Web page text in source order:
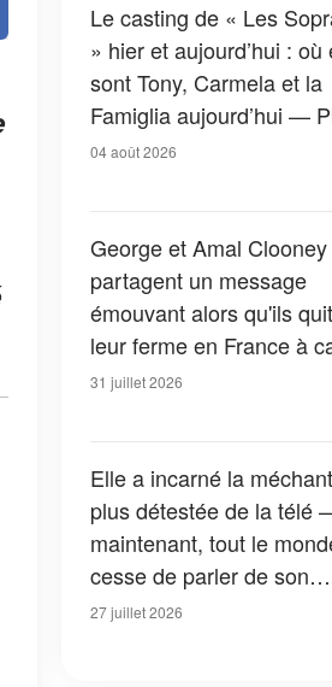
Le casting de « Les
» hier et aujourd’hui : où
sont Tony, Carmela et la
Famiglia aujourd’hui —
04 août 2026
George et Amal Clooney
partagent un message
émouvant alors qu'ils
leur ferme en France à
des feux de forêt — Tous
31 juillet 2026
Elle a incarné la
plus détestée de la télé
maintenant, tout le
cesse de parler de son
apparition dans la nouvelle
27 juillet 2026